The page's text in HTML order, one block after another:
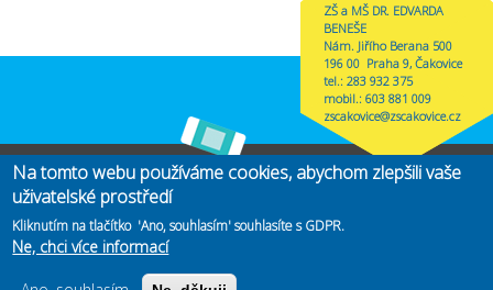
ZŠ a MŠ DR. EDVARDA
BENEŠE
Nám. Jiřího Berana 500
196 00 Praha 9, Čakovice
tel.: 283 932 375
mobil.: 603 881 009
zscakovice@zscakovice.cz
ZřizovatelMČ Praha-Čakovice(link is external)
Copyright@2019 ZŠ Edvarda Beneše. Vytvořeno
Na tomto webu používáme cookies, abychom zlepšili vaše
uživatelské prostředí
Kliknutím na tlačítko 'Ano, souhlasím' souhlasíte s GDPR.
Ne, chci více informací